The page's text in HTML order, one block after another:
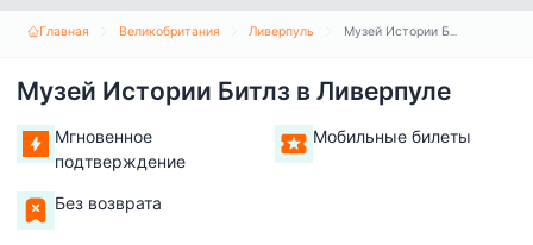
Главная Великобритания Ливерпуль Музей Истории Битлз в Ливерпуле
Музей Истории Битлз в Ливерпуле
Мгновенное
подтверждение
Мобильные билеты
Без возврата